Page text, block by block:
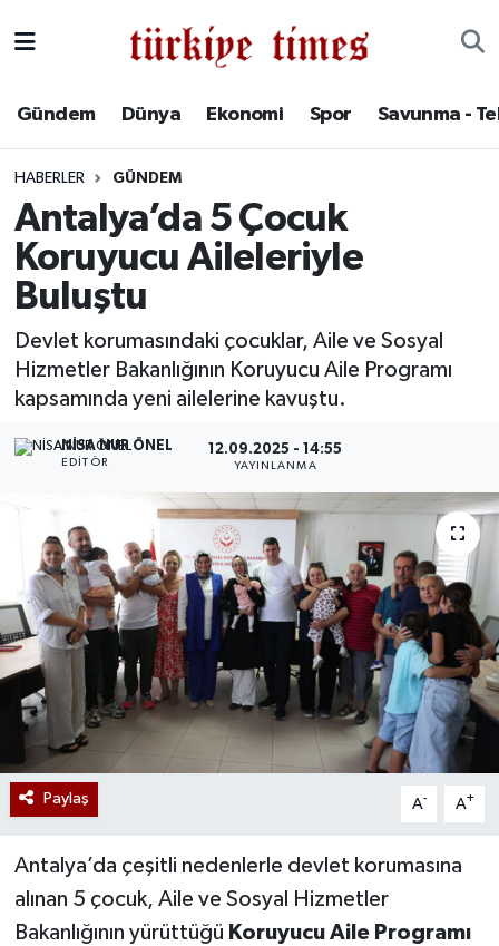
Gündem Dünya Ekonomi Spor Savunma -
HABERLER GÜNDEM
Antalya’da 5 Çocuk
Koruyucu Aileleriyle
Buluştu
Devlet korumasındaki çocuklar, Aile ve Sosyal
Hizmetler Bakanlığının Koruyucu Aile Programı
kapsamında yeni ailelerine kavuştu.
NISA NUR ÖNEL
EDITÖR
12.09.2025 - 14:55
YAYINLANMA
Paylaş A- A+
Antalya’da çeşitli nedenlerle devlet korumasına
alınan 5 çocuk, Aile ve Sosyal Hizmetler
Bakanlığının yürüttüğü Koruyucu Aile Programı
Spor
Savunma - Teknoloji
Kültür - Sanat
Tüm Manşetler
Son Dakika Haberleri
Haber Arşivi